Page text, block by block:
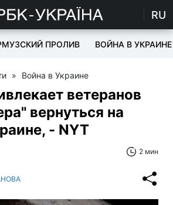
RU
ПРОЛИВ ВОЙНА В УКРАИНЕ
» Война в Украине
ветеранов
вернуться на
- NYT
2 мин